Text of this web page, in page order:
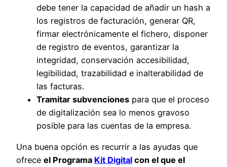
debe tener la capacidad de añadir un hash a
los registros de facturación, generar QR,
firmar electrónicamente el fichero, disponer
de registro de eventos, garantizar la
integridad, conservación accesibilidad,
legibilidad, trazabilidad e inalterabilidad de
las facturas.
Tramitar subvenciones para que el proceso
de digitalización sea lo menos gravoso
posible para las cuentas de la empresa.
Una buena opción es recurrir a las ayudas que
ofrece el Programa Kit Digital con el que el